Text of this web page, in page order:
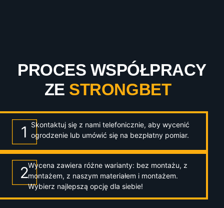
PROCES WSPÓŁPRACY
ZE STRONGBET
Skontaktuj się z nami telefonicznie, aby wycenić
ogrodzenie lub umówić się na bezpłatny pomiar.
Wycena zawiera różne warianty: bez montażu, z
montażem, z naszym materiałem i montażem.
Wybierz najlepszą opcję dla siebie!